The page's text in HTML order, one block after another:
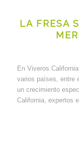
LA FRESA
En Viveros
varios países, entre
un crecimiento
California, expertos